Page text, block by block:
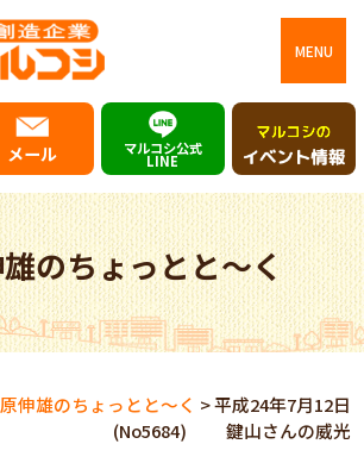
MENU
メール マルコシ公式
LINE
のちょっとと～く
伸雄のちょっとと～く >平成24年7月12日
(No5684) 鍵山さんの威光